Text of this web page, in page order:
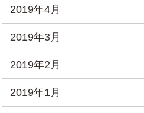
2019年4月
2019年3月
2019年2月
2019年1月